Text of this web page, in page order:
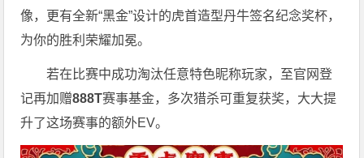
像，更有全新“黑金”设计的虎首造型丹牛签名纪念奖杯，
为你的胜利荣耀加冕。
若在比赛中成功淘汰任意特色昵称玩家，至官网登
记再加赠888T赛事基金，多次猎杀可重复获奖，大大提
升了这场赛事的额外EV。